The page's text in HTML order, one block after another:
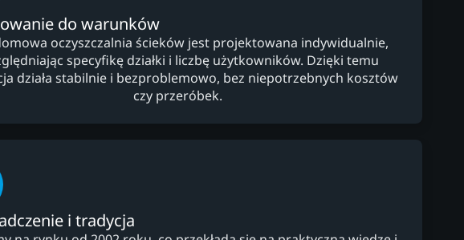
do warunków
oczyszczalnia ścieków jest projektowana indywidualnie,
specyfikę działki i liczbę użytkowników. Dzięki temu
działa stabilnie i bezproblemowo, bez niepotrzebnych kosztów
czy przeróbek.
i tradycja